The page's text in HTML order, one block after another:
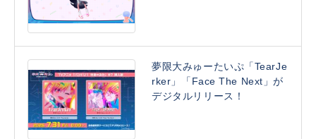
夢限大みゅーたいぷ「TearJe
rker」「Face The Next」が
デジタルリリース！